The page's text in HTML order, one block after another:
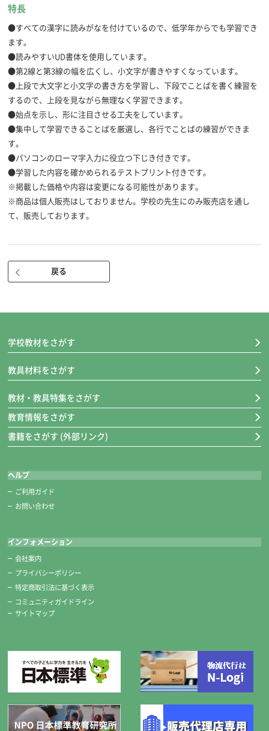
特長
●すべての漢字に読みがなを付けているので、低学年からでも学習でき
ます。
●読みやすいUD書体を使用しています。
●第2線と第3線の幅を広くし、小文字が書きやすくなっています。
●上段で大文字と小文字の書き方を学習し、下段でことばを書く練習を
するので、上段を見ながら無理なく学習できます。
●始点を示し、形に注目させる工夫をしています。
●集中して学習できることばを厳選し、各行でことばの練習ができま
す。
●パソコンのローマ字入力に役立つ下じき付きです。
●学習した内容を確かめられるテストプリント付きです。
教科書
発行形態
発行学年
学校納入定価
●320円
児童用付属品
教師用付属品
※掲載した価格や内容は変更になる可能性があります。
※商品は個人販売はしておりません。学校の先生にのみ販売店を通し
て、販売しております。
戻る
学校教材をさがす
教具材料をさがす
教材・教具特集をさがす
教育情報をさがす
書籍をさがす (外部リンク)
ヘルプ
ご利用ガイド
お問い合わせ
インフォメーション
会社案内
プライバシーポリシー
特定商取引法に基づく表示
コミュニティガイドライン
サイトマップ